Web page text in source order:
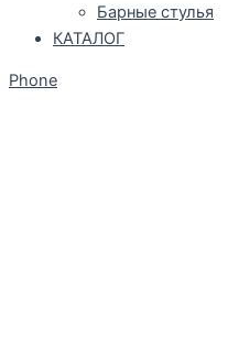
Барные стулья
КАТАЛОГ
Phone